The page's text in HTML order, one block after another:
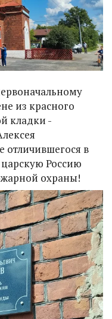
из красного
кладки -
отличившегося в
Россию
охраны!